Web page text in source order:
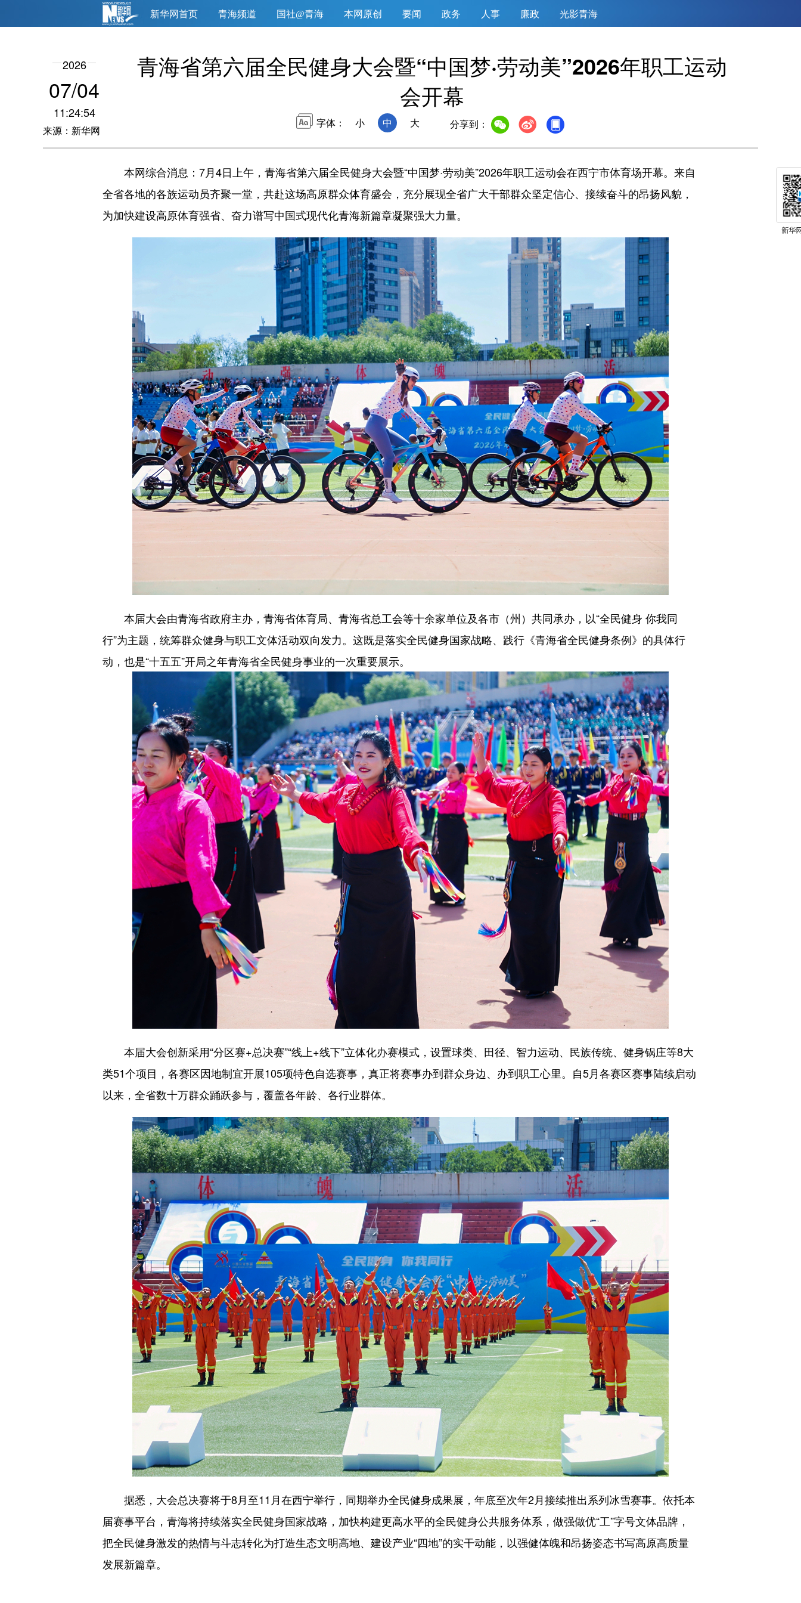
新华网首页 青海频道 国社@青海 本网原创 要闻 政务 人事 廉政 光影青海
2026
07/04
11:24:54
来源：新华网
青海省第六届全民健身大会暨“中国梦·劳动美”2026年职工运动
会开幕
字体： 小 中 大 分享到：
本网综合消息：7月4日上午，青海省第六届全民健身大会暨“中国梦·劳动美”2026年职工运动会在西宁市体育场开幕。来自
全省各地的各族运动员齐聚一堂，共赴这场高原群众体育盛会，充分展现全省广大干部群众坚定信心、接续奋斗的昂扬风貌，
为加快建设高原体育强省、奋力谱写中国式现代化青海新篇章凝聚强大力量。
本届大会由青海省政府主办，青海省体育局、青海省总工会等十余家单位及各市（州）共同承办，以“全民健身 你我同
行”为主题，统筹群众健身与职工文体活动双向发力。这既是落实全民健身国家战略、践行《青海省全民健身条例》的具体行
动，也是“十五五”开局之年青海省全民健身事业的一次重要展示。
本届大会创新采用“分区赛+总决赛”“线上+线下”立体化办赛模式，设置球类、田径、智力运动、民族传统、健身锅庄等8大
类51个项目，各赛区因地制宜开展105项特色自选赛事，真正将赛事办到群众身边、办到职工心里。自5月各赛区赛事陆续启动
以来，全省数十万群众踊跃参与，覆盖各年龄、各行业群体。
据悉，大会总决赛将于8月至11月在西宁举行，同期举办全民健身成果展，年底至次年2月接续推出系列冰雪赛事。依托本
届赛事平台，青海将持续落实全民健身国家战略，加快构建更高水平的全民健身公共服务体系，做强做优“工”字号文体品牌，
把全民健身激发的热情与斗志转化为打造生态文明高地、建设产业“四地”的实干动能，以强健体魄和昂扬姿态书写高原高质量
发展新篇章。